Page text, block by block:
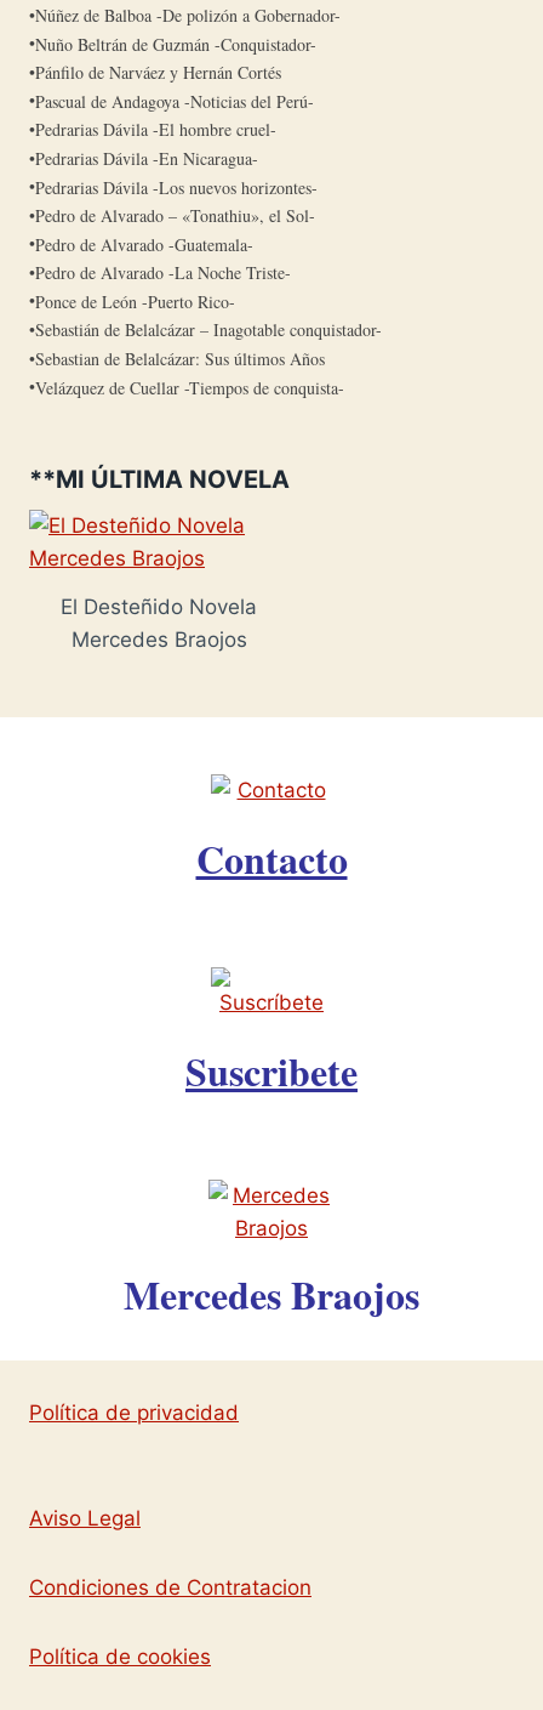
Núñez de Balboa -De polizón a Gobernador-
Nuño Beltrán de Guzmán -Conquistador-
Pánfilo de Narváez y Hernán Cortés
Pascual de Andagoya -Noticias del Perú-
Pedrarias Dávila -El hombre cruel-
Pedrarias Dávila -En Nicaragua-
Pedrarias Dávila -Los nuevos horizontes-
Pedro de Alvarado – «Tonathiu», el Sol-
Pedro de Alvarado -Guatemala-
Pedro de Alvarado -La Noche Triste-
Ponce de León -Puerto Rico-
Sebastián de Belalcázar – Inagotable conquistador-
Sebastian de Belalcázar: Sus últimos Años
Velázquez de Cuellar -Tiempos de conquista-
**MI ÚLTIMA NOVELA
El Desteñido Novela
Mercedes Braojos
Contacto
Suscribete
Mercedes Braojos
Política de privacidad
Aviso Legal
Condiciones de Contratacion
Política de cookies